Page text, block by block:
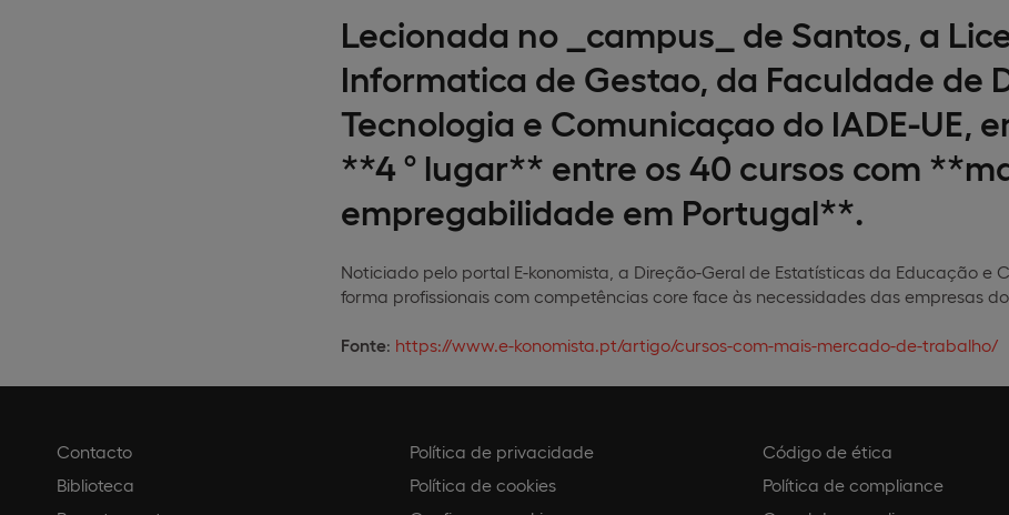
Lecionada no _campus_ de Santos, a
Informatica de Gestao, da Faculdade de
Tecnologia e Comunicaçao do IADE-UE,
**4 º lugar** entre os 40 cursos com
empregabilidade em Portugal**.
Noticiado pelo portal E-konomista, a Direção-Geral de Estatísticas da Educação e
forma profissionais com competências core face às necessidades das empresas
Fonte: https://www.e-konomista.pt/artigo/cursos-com-mais-mercado-de-trabalho/
Contacto
Biblioteca
Política de privacidade
Política de cookies
Código de ética
Política de compliance